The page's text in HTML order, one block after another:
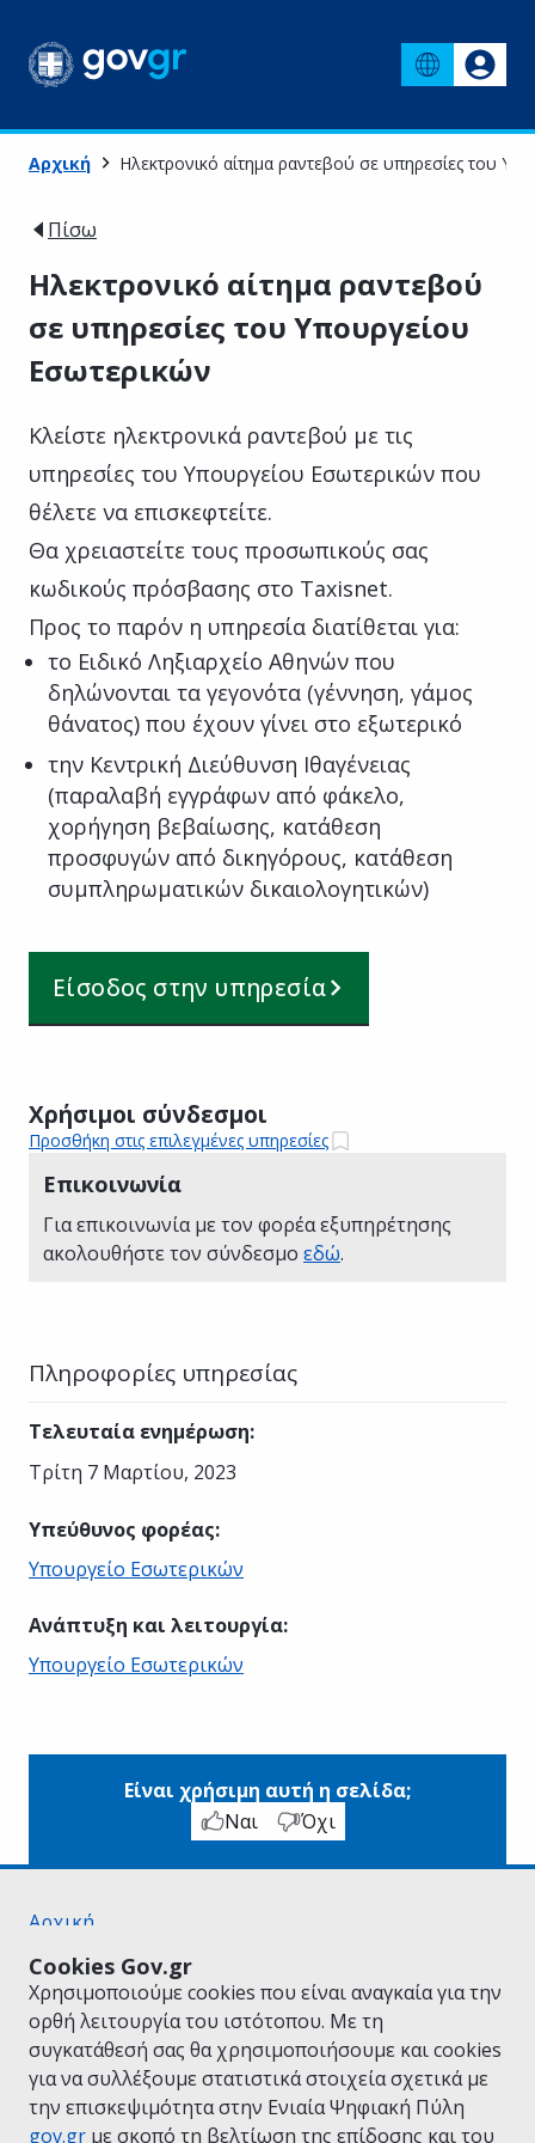
Cookies Gov.gr
Χρησιμοποιούμε cookies που είναι αναγκαία για την
ορθή λειτουργία του ιστότοπου. Με τη
συγκατάθεσή σας θα χρησιμοποιήσουμε και cookies
για να συλλέξουμε στατιστικά στοιχεία σχετικά με
την επισκεψιμότητα στην Ενιαία Ψηφιακή Πύλη
gov.gr με σκοπό τη βελτίωση της επίδοσης και του
Αρχική Ηλεκτρονικό αίτημα ραντεβού σε υπηρεσίες του
Πίσω
Ηλεκτρονικό αίτημα ραντεβού
σε υπηρεσίες του Υπουργείου
Εσωτερικών
Κλείστε ηλεκτρονικά ραντεβού με τις
υπηρεσίες του Υπουργείου Εσωτερικών που
θέλετε να επισκεφτείτε.
Θα χρειαστείτε τους προσωπικούς σας
κωδικούς πρόσβασης στο Taxisnet.
Προς το παρόν η υπηρεσία διατίθεται για:
το Ειδικό Ληξιαρχείο Αθηνών που
δηλώνονται τα γεγονότα (γέννηση, γάμος
θάνατος) που έχουν γίνει στο εξωτερικό
την Κεντρική Διεύθυνση Ιθαγένειας
(παραλαβή εγγράφων από φάκελο,
χορήγηση βεβαίωσης, κατάθεση
προσφυγών από δικηγόρους, κατάθεση
συμπληρωματικών δικαιολογητικών)
Είσοδος στην υπηρεσία
Χρήσιμοι σύνδεσμοι
Προσθήκη στις επιλεγμένες υπηρεσίες
Επικοινωνία
Για επικοινωνία με τον φορέα εξυπηρέτησης
ακολουθήστε τον σύνδεσμο εδώ.
Πληροφορίες υπηρεσίας
Τελευταία ενημέρωση:
Τρίτη 7 Μαρτίου, 2023
Υπεύθυνος φορέας:
Υπουργείο Εσωτερικών
Ανάπτυξη και λειτουργία:
Υπουργείο Εσωτερικών
Είναι χρήσιμη αυτή η σελίδα;
Ναι
Όχι
Αρχική
Όροι Χρήσης
Πολιτική Απορρήτου
Δήλωση προσβασιμότητας
Πολιτική cookies
Προτάσεις για το gov.gr
Υλοποίηση από το Υπουργείο Ψηφιακής